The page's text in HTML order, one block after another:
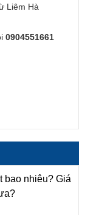
Liêm Hà
0904551661
bao nhiêu? Giá